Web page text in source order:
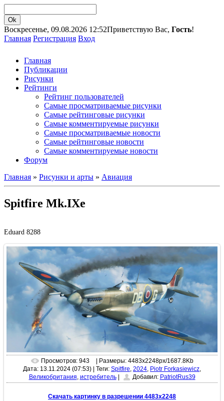
Воскресенье, 09.08.2026 12:52Приветствую Вас, Гость!
Главная Регистрация Вход
Главная
Публикации
Рисунки
Рейтинги
Рейтинг пользователей
Самые просматриваемые рисунки
Самые рейтинговые рисунки
Самые комментируемые рисунки
Самые просматриваемые новости
Самые рейтинговые новости
Самые комментируемые новости
Форум
Главная » Рисунки и арты » Авиация
Spitfire Mk.IXe
Eduard 8288
Просмотров: 943
| Размеры: 4483x2248px/1687.8Kb
Дата: 13.11.2024 (07:53)
Теги: Spitfire, 2024, Piotr Forkasiewicz,
Великобритания, истребитель| Добавил: PatriotRus39
Скачать картинку в разрешении 4483x2248